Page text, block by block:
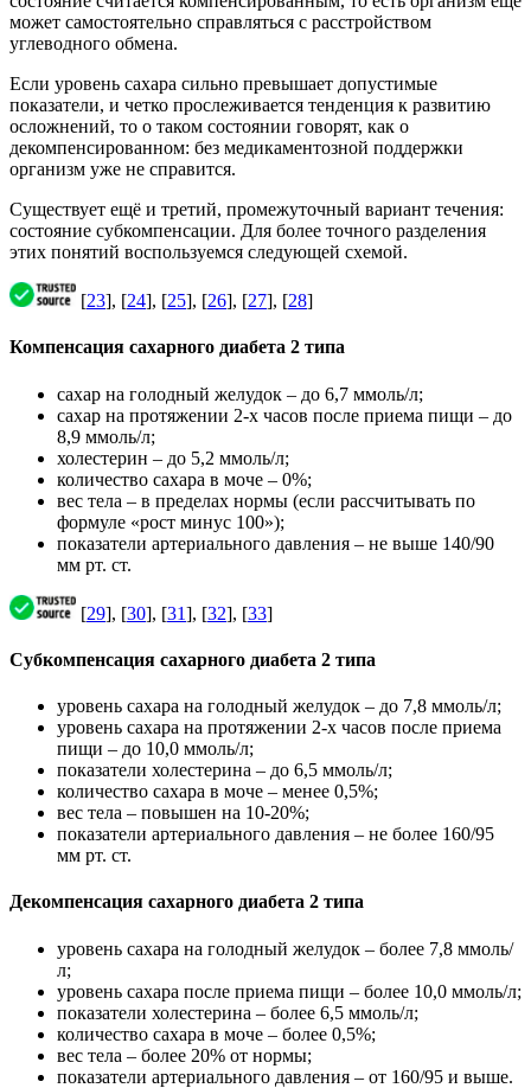
может самостоятельно справляться с расстройством
углеводного обмена.
Если уровень сахара сильно превышает допустимые
показатели, и четко прослеживается тенденция к развитию
осложнений, то о таком состоянии говорят, как о
декомпенсированном: без медикаментозной поддержки
организм уже не справится.
Существует ещё и третий, промежуточный вариант течения:
состояние субкомпенсации. Для более точного разделения
этих понятий воспользуемся следующей схемой.
[23], [24], [25], [26], [27], [28]
Компенсация сахарного диабета 2 типа
сахар на голодный желудок – до 6,7 ммоль/л;
сахар на протяжении 2-х часов после приема пищи – до
8,9 ммоль/л;
холестерин – до 5,2 ммоль/л;
количество сахара в моче – 0%;
вес тела – в пределах нормы (если рассчитывать по
формуле «рост минус 100»);
показатели артериального давления – не выше 140/90
мм рт. ст.
[29], [30], [31], [32], [33]
Субкомпенсация сахарного диабета 2 типа
уровень сахара на голодный желудок – до 7,8 ммоль/л;
уровень сахара на протяжении 2-х часов после приема
пищи – до 10,0 ммоль/л;
показатели холестерина – до 6,5 ммоль/л;
количество сахара в моче – менее 0,5%;
вес тела – повышен на 10-20%;
показатели артериального давления – не более 160/95
мм рт. ст.
Декомпенсация сахарного диабета 2 типа
уровень сахара на голодный желудок – более 7,8 ммоль/
л;
уровень сахара после приема пищи – более 10,0 ммоль/л;
показатели холестерина – более 6,5 ммоль/л;
количество сахара в моче – более 0,5%;
вес тела – более 20% от нормы;
показатели артериального давления – от 160/95 и выше.